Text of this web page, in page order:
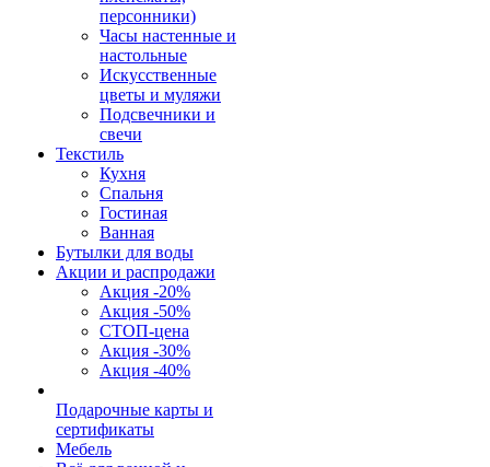
персонники)
Часы настенные и
настольные
Искусственные
цветы и муляжи
Подсвечники и
свечи
Текстиль
Кухня
Спальня
Гостиная
Ванная
Бутылки для воды
Акции и распродажи
Акция -20%
Акция -50%
СТОП-цена
Акция -30%
Акция -40%
Подарочные карты и
сертификаты
Мебель